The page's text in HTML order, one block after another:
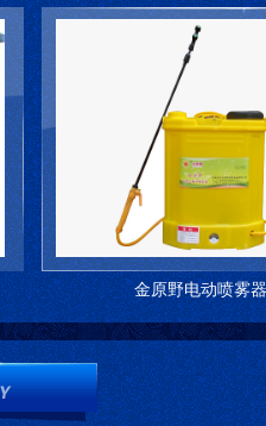
金原野电动喷雾器3W